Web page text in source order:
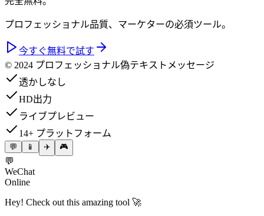
プロフェッショナル品質、マーケターの必須ツール。
今すぐ無料で試す
© 2024 プロフェッショナル偽テキストメッセージ
透かしなし
HD出力
ライブプレビュー
14+ プラットフォーム
💬 📱 ✈️ 🎮
💬
WeChat
Online
Hey! Check out this amazing tool 🚀